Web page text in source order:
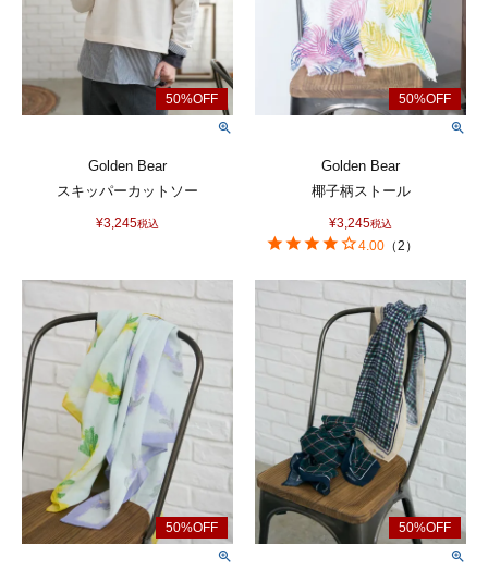
Golden Bear
スキッパーカットソー
¥3,245税込
Golden Bear
椰子柄ストール
¥3,245税込
4.00 （2 ）